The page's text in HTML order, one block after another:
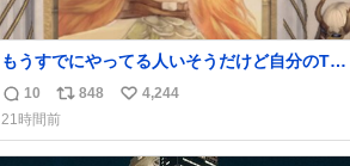
もうすでにやってる人いそうだけど自分のTL
で見かけてない
返
信
数
10
リ
ポ
ス
848
い
ね
4,244
21時間前